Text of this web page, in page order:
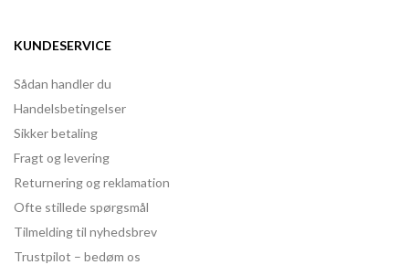
KUNDESERVICE
Sådan handler du
Handelsbetingelser
Sikker betaling
Fragt og levering
Returnering og reklamation
Ofte stillede spørgsmål
Tilmelding til nyhedsbrev
Trustpilot – bedøm os